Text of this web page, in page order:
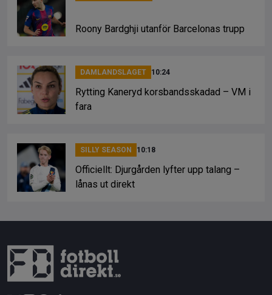
Roony Bardghji utanför Barcelonas trupp
DAMLANDSLAGET 10:24
Rytting Kaneryd korsbandsskadad – VM i
fara
SILLY SEASON 10:18
Officiellt: Djurgården lyfter upp talang –
lånas ut direkt